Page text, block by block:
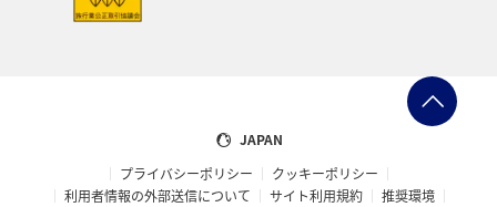
JAPAN
プライバシーポリシー
クッキーポリシー
利用者情報の外部送信について
サイト利用規約
推奨環境